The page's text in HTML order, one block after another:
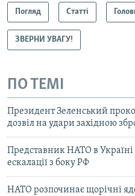
Погляд Статті
ЗВЕРНИ УВАГУ!
ПО ТЕМІ
Президент Зеленський
дозвіл на удари західною
Представник НАТО в
ескалації з боку РФ
НАТО розпочинає щорічні